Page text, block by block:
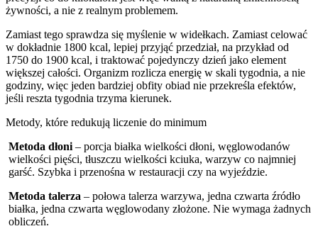
żywności, a nie z realnym problemem.
Zamiast tego sprawdza się myślenie w widełkach. Zamiast celować
w dokładnie 1800 kcal, lepiej przyjąć przedział, na przykład od
1750 do 1900 kcal, i traktować pojedynczy dzień jako element
większej całości. Organizm rozlicza energię w skali tygodnia, a nie
godziny, więc jeden bardziej obfity obiad nie przekreśla efektów,
jeśli reszta tygodnia trzyma kierunek.
Metody, które redukują liczenie do minimum
Metoda dłoni – porcja białka wielkości dłoni, węglowodanów
wielkości pięści, tłuszczu wielkości kciuka, warzyw co najmniej
garść. Szybka i przenośna w restauracji czy na wyjeździe.
Metoda talerza – połowa talerza warzywa, jedna czwarta źródło
białka, jedna czwarta węglowodany złożone. Nie wymaga żadnych
obliczeń.